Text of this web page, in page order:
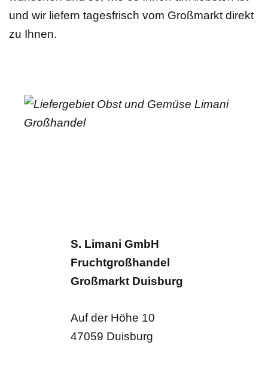
und wir liefern tagesfrisch vom Großmarkt direkt
zu Ihnen.
S. Limani GmbH
Fruchtgroßhandel
Großmarkt Duisburg
Auf der Höhe 10
47059 Duisburg